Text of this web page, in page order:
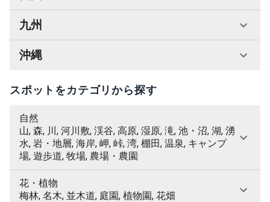
九州
沖縄
スポットをカテゴリから探す
自然
山, 森, 川, 河川敷, 渓谷, 高原, 湿原, 滝, 池・沼, 湖, 湧
水, 岩・地層, 海岸, 岬, 峠, 湾, 棚田, 温泉, キャンプ
場, 遊歩道, 牧場, 農場・農園
花・植物
梅林, 名木, 並木道, 庭園, 植物園, 花畑